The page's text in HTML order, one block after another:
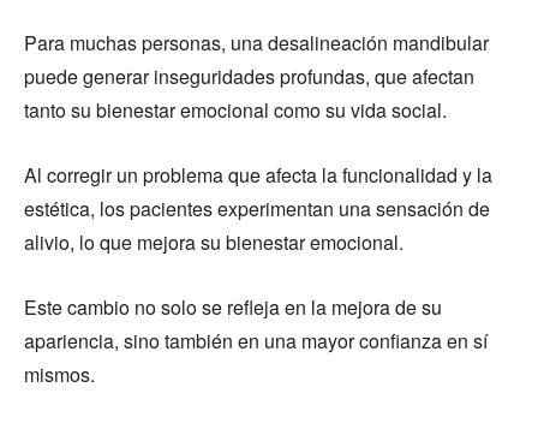
Para muchas personas, una desalineación mandibular
puede generar inseguridades profundas, que afectan
tanto su bienestar emocional como su vida social.
Al corregir un problema que afecta la funcionalidad y la
estética, los pacientes experimentan una sensación de
alivio, lo que mejora su bienestar emocional.
Este cambio no solo se refleja en la mejora de su
apariencia, sino también en una mayor confianza en sí
mismos.